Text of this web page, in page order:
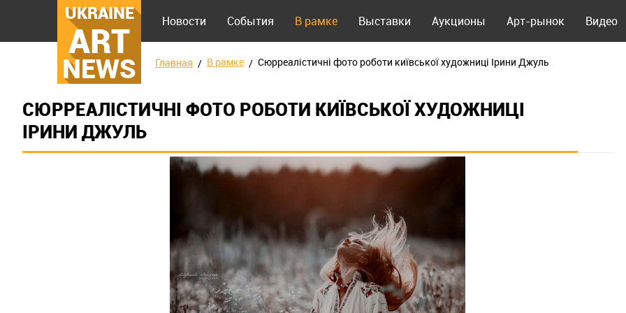
UKRAINE
ART
NEWS
Новости События В рамке Выставки Аукционы Арт-рынок Видео
Главная В рамке Сюрреалістичні фото роботи київської художниці Ірини Джуль
СЮРРЕАЛІСТИЧНІ ФОТО РОБОТИ КИЇВСЬКОЇ ХУДОЖНИЦІ
ІРИНИ ДЖУЛЬ